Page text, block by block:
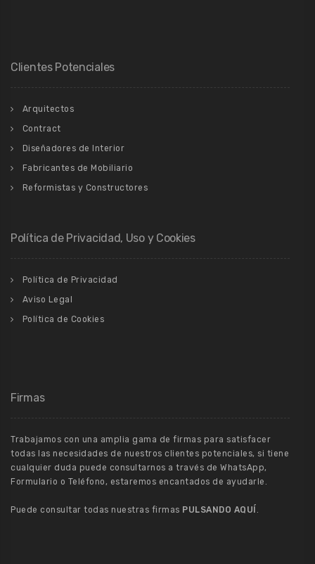
Clientes Potenciales
Arquitectos
Contract
Diseñadores de Interior
Fabricantes de Mobiliario
Reformistas y Constructores
Política de Privacidad, Uso y Cookies
Política de Privacidad
Aviso Legal
Política de Cookies
Firmas
Trabajamos con una amplia gama de firmas para satisfacer
todas las necesidades de nuestros clientes potenciales, si tiene
cualquier duda puede consultarnos a través de WhatsApp,
Formulario o Teléfono, estaremos encantados de ayudarle.
Puede consultar todas nuestras firmas PULSANDO AQUÍ .